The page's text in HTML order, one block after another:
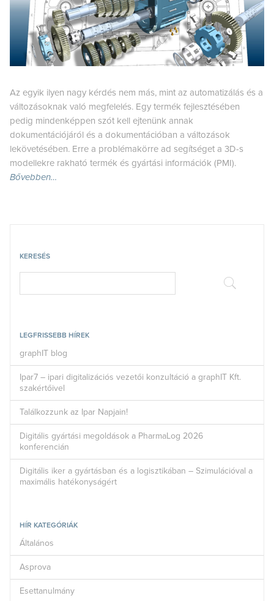
KERESÉS
LEGFRISSEBB HÍREK
graphIT blog
Ipar7 – ipari digitalizációs vezetői konzultáció a graphIT Kft.
szakértőivel
Találkozzunk az Ipar Napjain!
Digitális gyártási megoldások a PharmaLog 2026
konferencián
Digitális iker a gyártásban és a logisztikában – Szimulációval a
maximális hatékonyságért
HÍR KATEGÓRIÁK
Általános
Asprova
Esettanulmány
Az egyik ilyen nagy kérdés nem más, mint az automatizálás és a
változásoknak való megfelelés. Egy termék fejlesztésében
pedig mindenképpen szót kell ejtenünk annak
dokumentációjáról és a dokumentációban a változások
lekövetésében. Erre a problémakörre ad segítséget a 3D-s
modellekre rakható termék és gyártási információk (PMI).
Bővebben…